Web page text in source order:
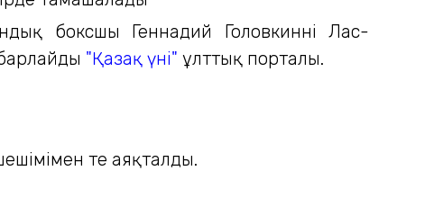
боксшы Геннадий Головкиннің Лас-
"Қазақ үні" ұлттық порталы.
тең аяқталды.